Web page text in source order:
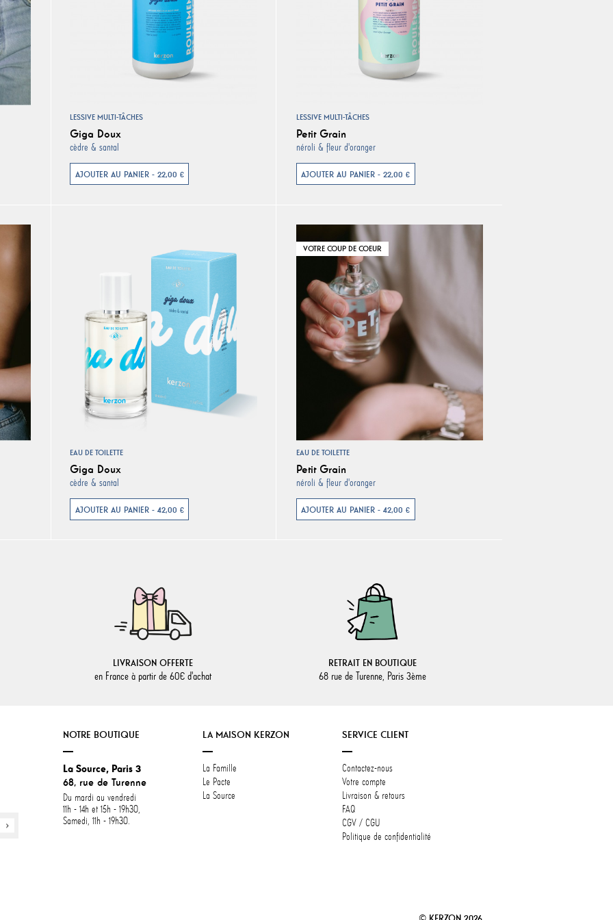
LESSIVE MULTI-TÂCHES
Giga Doux
cèdre & santal
AJOUTER AU PANIER - 22,00 €
LESSIVE MULTI-TÂCHES
Petit Grain
néroli & fleur d'oranger
AJOUTER AU PANIER - 22,00 €
EAU DE TOILETTE
Giga Doux
cèdre & santal
AJOUTER AU PANIER - 42,00 €
VOTRE COUP DE COEUR
EAU DE TOILETTE
Petit Grain
néroli & fleur d'oranger
AJOUTER AU PANIER - 42,00 €
LIVRAISON OFFERTE
en France à partir de 60€ d'achat
RETRAIT EN BOUTIQUE
68 rue de Turenne, Paris 3ème
NOTRE BOUTIQUE
La Source, Paris 3
68, rue de Turenne
Du mardi au vendredi
11h - 14h et 15h - 19h30,
Samedi, 11h - 19h30.
LA MAISON KERZON
La Famille
Le Pacte
La Source
SERVICE CLIENT
Contactez-nous
Votre compte
Livraison & retours
FAQ
CGV / CGU
Politique de confidentialité
en garantissant la conformité avec les réglementations. Personnalisez vos préférences pour contrôler la manière dont vos informations sont